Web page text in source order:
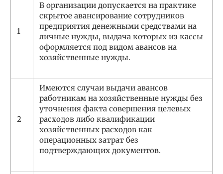
1
В организации допускается на практике
скрытое авансирование сотрудников
предприятия денежными средствами на
личные нужды, выдача которых из кассы
оформляется под видом авансов на
хозяйственные нужды.
2
Имеются случаи выдачи авансов
работникам на хозяйственные нужды без
уточнения факта совершения целевых
расходов либо квалификации
хозяйственных расходов как
операционных затрат без
подтверждающих документов.